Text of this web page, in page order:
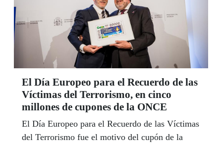
El Día Europeo para el Recuerdo de las
Víctimas del Terrorismo, en cinco
millones de cupones de la ONCE
El Día Europeo para el Recuerdo de las Víctimas
del Terrorismo fue el motivo del cupón de la